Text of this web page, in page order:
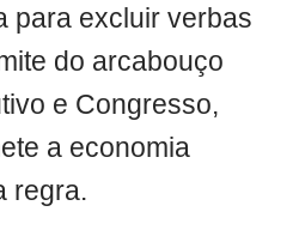
para excluir verbas
do arcabouço
e Congresso,
a economia
regra.